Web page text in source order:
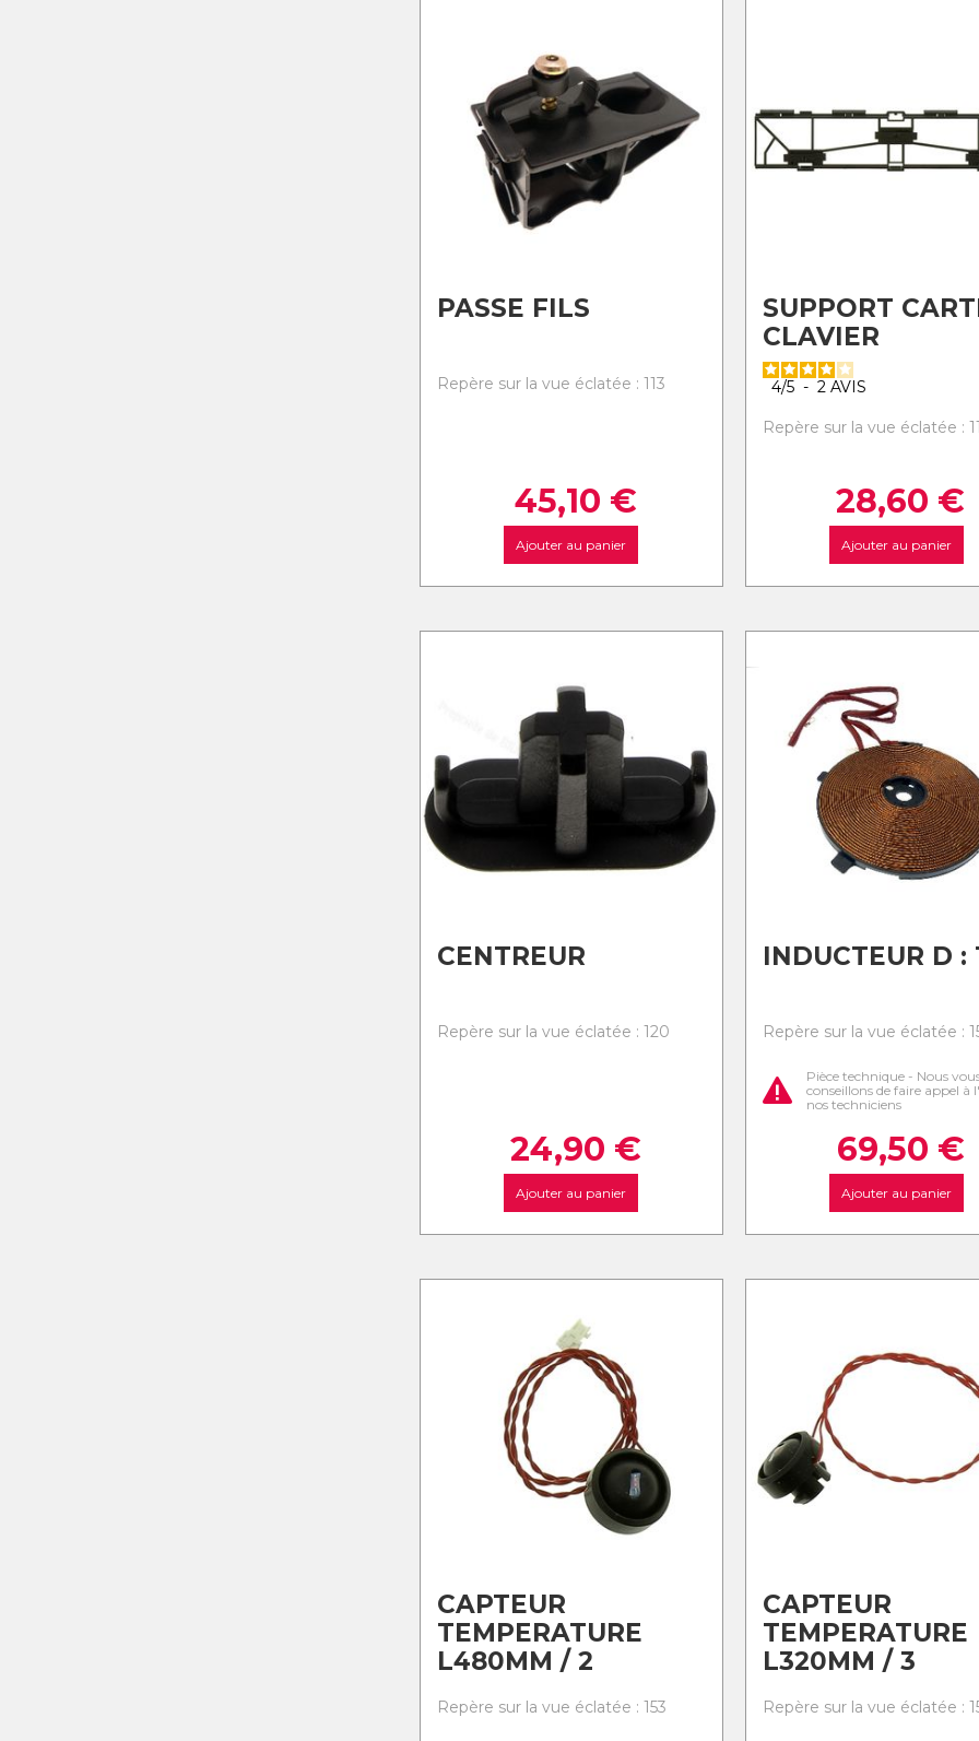
PASSE FILS
Repère sur la vue éclatée : 113
45,10 €
Ajouter au panier
SUPPORT
CLAVIER
4/5 - 2 AVIS
Repère sur la vue éclatée :
28,60 €
Ajouter au panier
CENTREUR
Repère sur la vue éclatée : 120
24,90 €
Ajouter au panier
INDUCTEUR D :
Repère sur la vue éclatée :
Pièce technique - Nous
conseillons de faire appel à
nos techniciens
69,50 €
Ajouter au panier
CAPTEUR
TEMPERATURE
L480MM / 2
Repère sur la vue éclatée : 153
CAPTEUR
TEMPERATURE
L320MM / 3
Repère sur la vue éclatée :